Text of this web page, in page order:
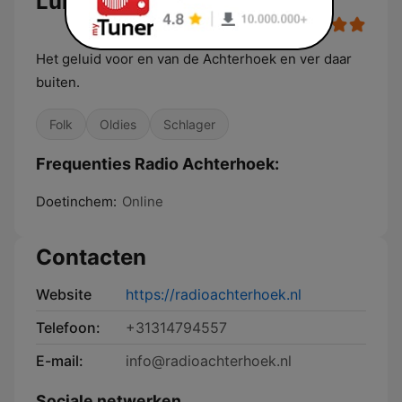
Het geluid voor en van de Achterhoek en ver daar
buiten.
Folk Oldies Schlager
Frequenties Radio Achterhoek:
Doetinchem: Online
Contacten
Website
https://radioachterhoek.nl
Telefoon:
+31314794557
E-mail:
info@radioachterhoek.nl